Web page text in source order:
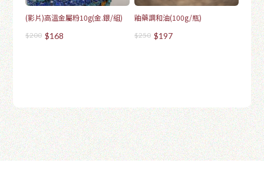
(影片)高溫金屬粉10g(金.銀/組)
$200 $168
釉藥調和油(100g/瓶)
$250 $197